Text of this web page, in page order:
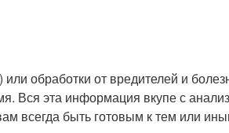
обработки от вредителей и
Вся эта информация вкупе с
всегда быть готовым к тем или